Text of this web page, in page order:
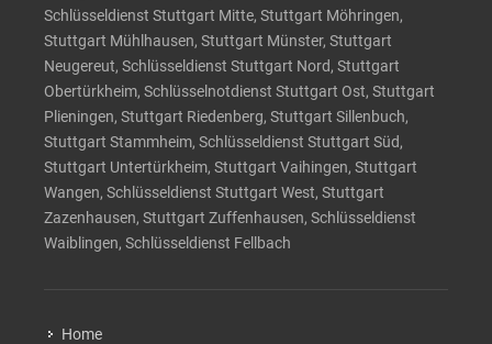
Schlüsseldienst Stuttgart Mitte, Stuttgart Möhringen,
Stuttgart Mühlhausen, Stuttgart Münster, Stuttgart
Neugereut, Schlüsseldienst Stuttgart Nord, Stuttgart
Obertürkheim, Schlüsselnotdienst Stuttgart Ost, Stuttgart
Plieningen, Stuttgart Riedenberg, Stuttgart Sillenbuch,
Stuttgart Stammheim, Schlüsseldienst Stuttgart Süd,
Stuttgart Untertürkheim, Stuttgart Vaihingen, Stuttgart
Wangen, Schlüsseldienst Stuttgart West, Stuttgart
Zazenhausen, Stuttgart Zuffenhausen, Schlüsseldienst
Waiblingen, Schlüsseldienst Fellbach
Home